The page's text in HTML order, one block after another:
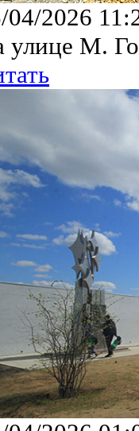
04/2026
улице М.